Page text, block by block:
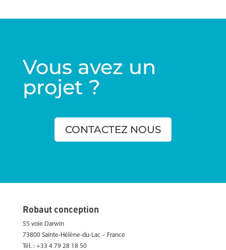
Vous avez un
projet ?
CONTACTEZ NOUS
Robaut conception
55 voie Darwin
73800 Sainte-Hélène-du-Lac – France
Tél. : +33 4 79 28 18 50